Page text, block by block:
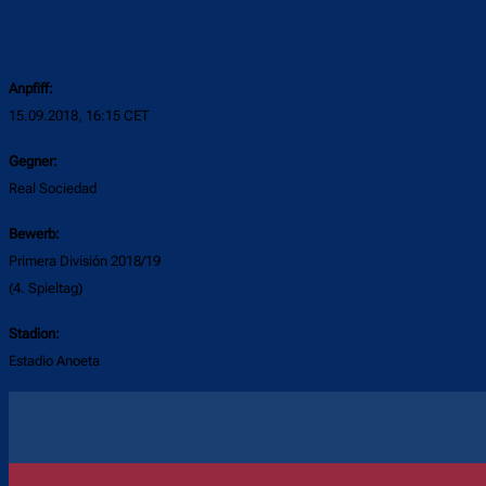
Anpfiff:
15.09.2018, 16:15 CET
Gegner:
Real Sociedad
Bewerb:
Primera División 2018/19
(4. Spieltag)
Stadion:
Estadio Anoeta